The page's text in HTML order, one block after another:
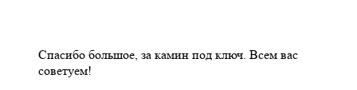
Спасибо большое, за камин под ключ. Всем вас
советуем!